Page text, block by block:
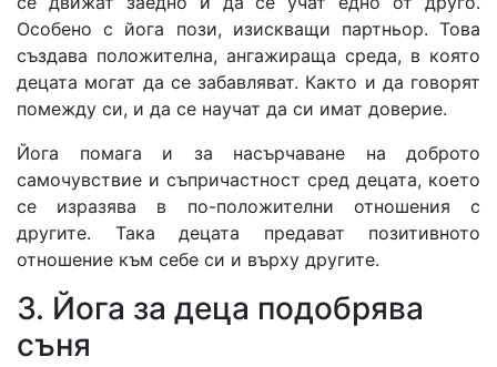
Особено с йога пози, изискващи партньор. Това
създава положителна, ангажираща среда, в която
децата могат да се забавляват. Както и да говорят
помежду си, и да се научат да си имат доверие.
Йога помага и за насърчаване на доброто
самочувствие и съпричастност сред децата, което
се изразява в по-положителни отношения с
другите. Така децата предават позитивното
отношение към себе си и върху другите.
3. Йога за деца подобрява
съня